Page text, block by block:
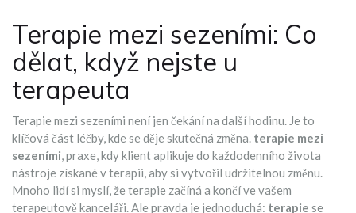
Terapie mezi sezeními: Co
dělat, když nejste u
terapeuta
Terapie mezi sezeními není jen čekání na další hodinu. Je to
klíčová část léčby, kde se děje skutečná změna. terapie mezi
sezeními,praxe, kdy klient aplikuje do každodenního života
nástroje získané v terapii, aby si vytvořil udržitelnou změnu.
Mnoho lidí si myslí, že terapie začíná a končí ve vašem
terapeutově kanceláři. Ale pravda je jednoduchá: terapie se